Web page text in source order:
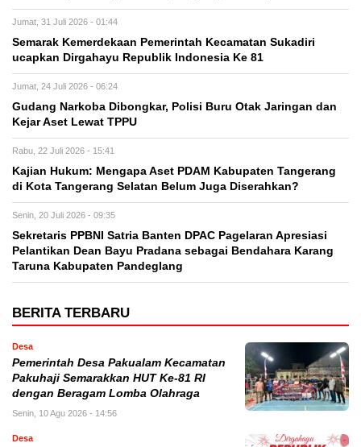
Jumat, 31 Juli 2026 - 01:44
Semarak Kemerdekaan Pemerintah Kecamatan Sukadiri
ucapkan Dirgahayu Republik Indonesia Ke 81
Jumat, 24 Juli 2026 - 06:24
Gudang Narkoba Dibongkar, Polisi Buru Otak Jaringan dan
Kejar Aset Lewat TPPU
Rabu, 22 Juli 2026 - 15:41
Kajian Hukum: Mengapa Aset PDAM Kabupaten Tangerang
di Kota Tangerang Selatan Belum Juga Diserahkan?
Senin, 20 Juli 2026 - 09:35
Sekretaris PPBNI Satria Banten DPAC Pagelaran Apresiasi
Pelantikan Dean Bayu Pradana sebagai Bendahara Karang
Taruna Kabupaten Pandeglang
BERITA TERBARU
Desa
Pemerintah Desa Pakualam Kecamatan
Pakuhaji Semarakkan HUT Ke-81 RI
dengan Beragam Lomba Olahraga
Senin, 10 Agu 2026 - 14:56
Desa